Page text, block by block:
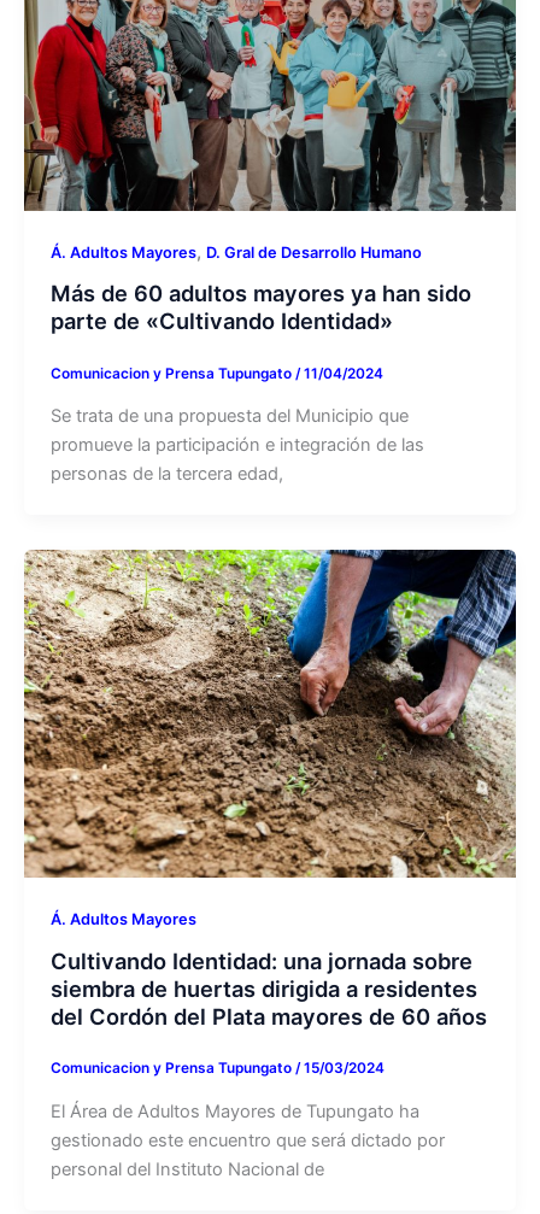
Á. Adultos Mayores, D. Gral de Desarrollo Humano
Más de 60 adultos mayores ya han sido
parte de «Cultivando Identidad»
Comunicacion y Prensa Tupungato /11/04/2024
Se trata de una propuesta del Municipio que
promueve la participación e integración de las
personas de la tercera edad,
Á. Adultos Mayores
Cultivando Identidad: una jornada sobre
siembra de huertas dirigida a residentes
del Cordón del Plata mayores de 60 años
Comunicacion y Prensa Tupungato /15/03/2024
El Área de Adultos Mayores de Tupungato ha
gestionado este encuentro que será dictado por
personal del Instituto Nacional de